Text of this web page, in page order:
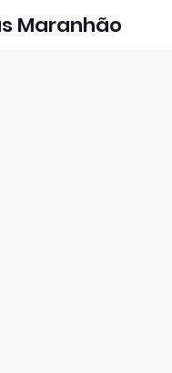
Maranhão